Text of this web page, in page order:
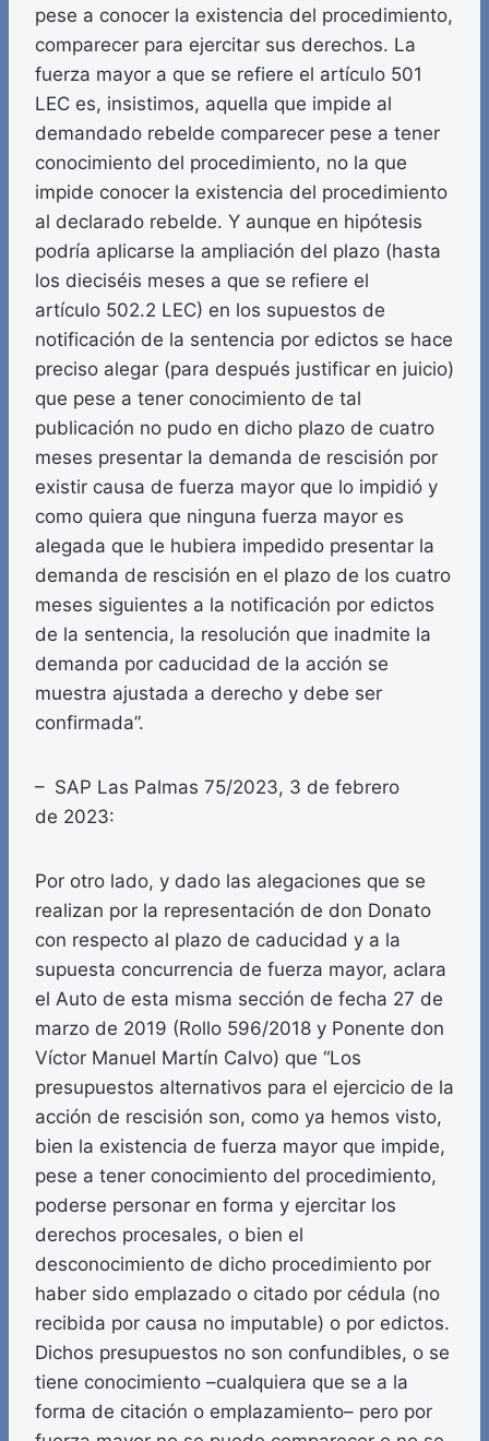
pese a conocer la existencia del procedimiento,
comparecer para ejercitar sus derechos. La
fuerza mayor a que se refiere el artículo 501
LEC es, insistimos, aquella que impide al
demandado rebelde comparecer pese a tener
conocimiento del procedimiento, no la que
impide conocer la existencia del procedimiento
al declarado rebelde. Y aunque en hipótesis
podría aplicarse la ampliación del plazo (hasta
los dieciséis meses a que se refiere el
artículo 502.2 LEC) en los supuestos de
notificación de la sentencia por edictos se hace
preciso alegar (para después justificar en juicio)
que pese a tener conocimiento de tal
publicación no pudo en dicho plazo de cuatro
meses presentar la demanda de rescisión por
existir causa de fuerza mayor que lo impidió y
como quiera que ninguna fuerza mayor es
alegada que le hubiera impedido presentar la
demanda de rescisión en el plazo de los cuatro
meses siguientes a la notificación por edictos
de la sentencia, la resolución que inadmite la
demanda por caducidad de la acción se
muestra ajustada a derecho y debe ser
confirmada”.
– SAP Las Palmas 75/2023, 3 de febrero
de 2023:
Por otro lado, y dado las alegaciones que se
realizan por la representación de don Donato
con respecto al plazo de caducidad y a la
supuesta concurrencia de fuerza mayor, aclara
el Auto de esta misma sección de fecha 27 de
marzo de 2019 (Rollo 596/2018 y Ponente don
Víctor Manuel Martín Calvo) que “Los
presupuestos alternativos para el ejercicio de la
acción de rescisión son, como ya hemos visto,
bien la existencia de fuerza mayor que impide,
pese a tener conocimiento del procedimiento,
poderse personar en forma y ejercitar los
derechos procesales, o bien el
desconocimiento de dicho procedimiento por
haber sido emplazado o citado por cédula (no
recibida por causa no imputable) o por edictos.
Dichos presupuestos no son confundibles, o se
tiene conocimiento –cualquiera que se a la
forma de citación o emplazamiento– pero por